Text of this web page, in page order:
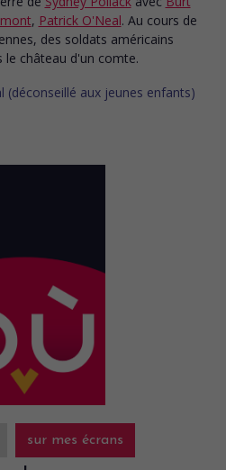
, Patrick O'Neal. Au cours de
des soldats américains
le château d'un comte.
sur mes écrans